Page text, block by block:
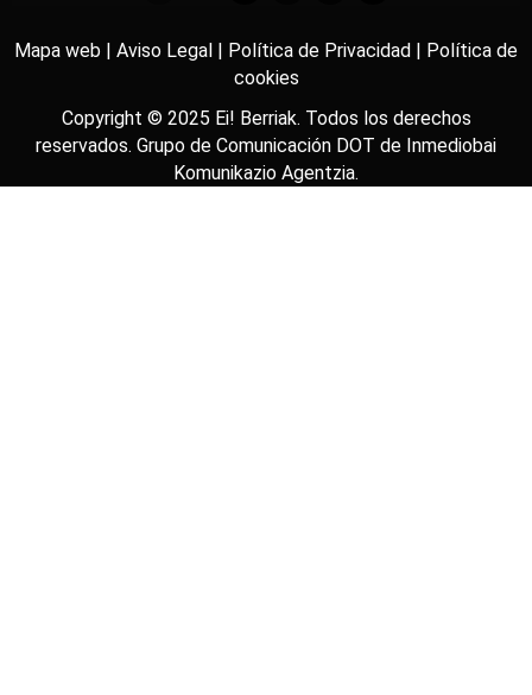
Mapa web | Aviso Legal | Política de Privacidad | Política de
cookies
Copyright © 2025 Ei! Berriak. Todos los derechos
reservados. Grupo de Comunicación DOT de Inmediobai
Komunikazio Agentzia.